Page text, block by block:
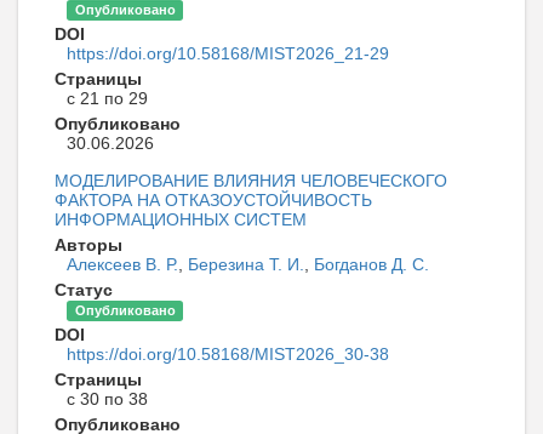
Опубликовано
DOI
https://doi.org/10.58168/MIST2026_21-29
Страницы
с 21 по 29
Опубликовано
30.06.2026
МОДЕЛИРОВАНИЕ ВЛИЯНИЯ ЧЕЛОВЕЧЕСКОГО
ФАКТОРА НА ОТКАЗОУСТОЙЧИВОСТЬ
ИНФОРМАЦИОННЫХ СИСТЕМ
Авторы
Алексеев В. Р.
Березина Т. И.
Богданов Д. С.
Статус
Опубликовано
DOI
https://doi.org/10.58168/MIST2026_30-38
Страницы
с 30 по 38
Опубликовано